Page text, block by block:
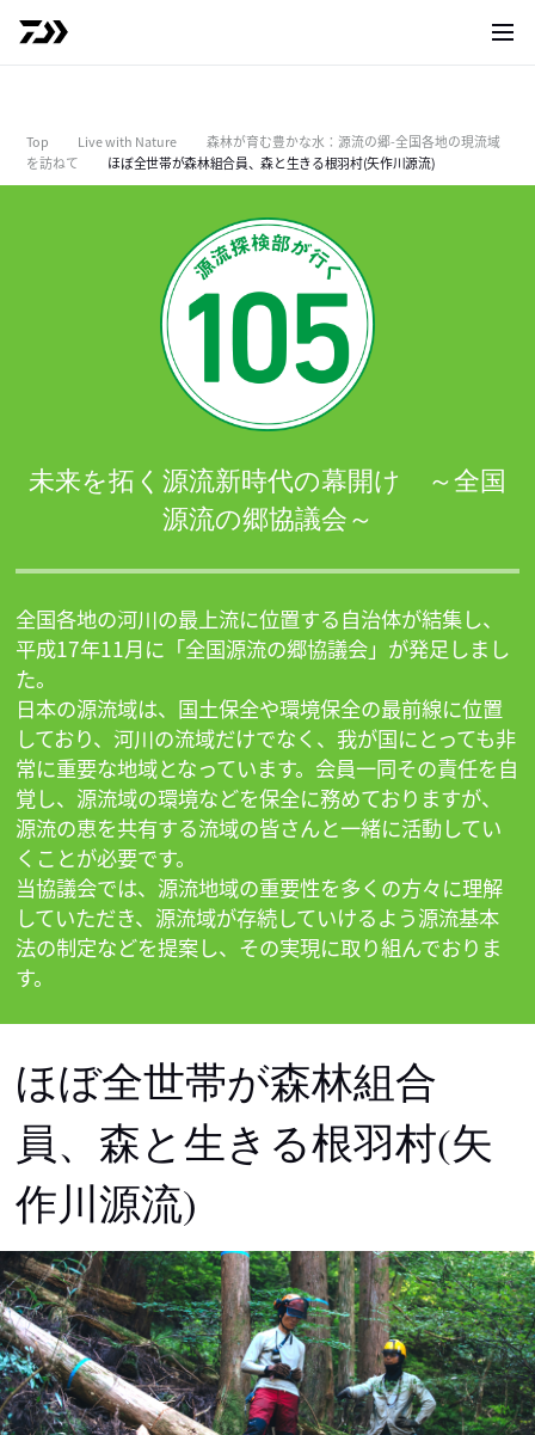
サイ
Top Live with Nature
森林が育む豊かな水：源流の郷-全国各地の現流域
を訪ねて
ほぼ全世帯が森林組合員、森と生きる根羽村(矢作川源流)
未来を拓く源流新時代の幕開け ～全国
源流の郷協議会～
全国各地の河川の最上流に位置する自治体が結集し、
平成17年11月に「全国源流の郷協議会」が発足しまし
た。
日本の源流域は、国土保全や環境保全の最前線に位置
しており、河川の流域だけでなく、我が国にとっても非
常に重要な地域となっています。会員一同その責任を自
覚し、源流域の環境などを保全に務めておりますが、
源流の恵を共有する流域の皆さんと一緒に活動してい
くことが必要です。
当協議会では、源流地域の重要性を多くの方々に理解
していただき、源流域が存続していけるよう源流基本
法の制定などを提案し、その実現に取り組んでおりま
す。
ほぼ全世帯が森林組合
員、森と生きる根羽村(矢
作川源流)